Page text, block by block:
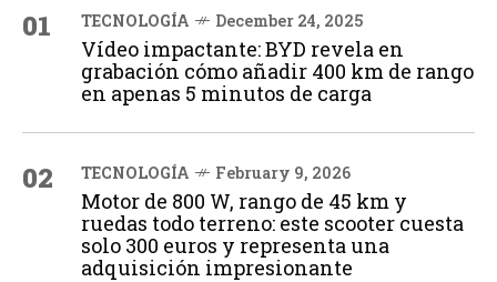
01 TECNOLOGÍA December 24, 2025
Vídeo impactante: BYD revela en
grabación cómo añadir 400 km de rango
en apenas 5 minutos de carga
02 TECNOLOGÍA February 9, 2026
Motor de 800 W, rango de 45 km y
ruedas todo terreno: este scooter cuesta
solo 300 euros y representa una
adquisición impresionante